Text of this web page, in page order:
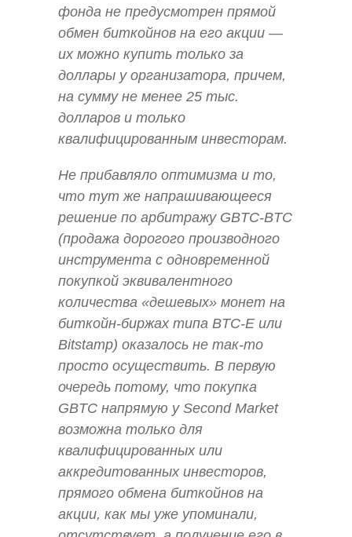
фонда не предусмотрен прямой
обмен биткойнов на его акции —
их можно купить только за
доллары у организатора, причем,
на сумму не менее 25 тыс.
долларов и только
квалифицированным инвесторам.
Не прибавляло оптимизма и то,
что тут же напрашивающееся
решение по арбитражу GBTC-BTC
(продажа дорогого производного
инструмента с одновременной
покупкой эквивалентного
количества «дешевых» монет на
биткойн-биржах типа BTC-E или
Bitstamp) оказалось не так-то
просто осуществить. В первую
очередь потому, что покупка
GBTC напрямую у Second Market
возможна только для
квалифицированных или
аккредитованных инвесторов,
прямого обмена биткойнов на
акции, как мы уже упоминали,